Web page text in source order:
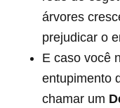
árvores
prejudicar o
E caso você
entupimento
chamar um